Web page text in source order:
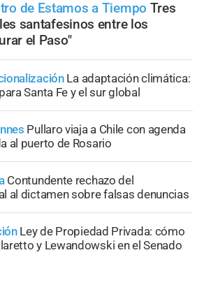
de Estamos a Tiempo Tres
santafesinos entre los
el Paso"
La adaptación climática:
Santa Fe y el sur global
Pullaro viaja a Chile con agenda
al puerto de Rosario
Contundente rechazo del
al dictamen sobre falsas denuncias
Ley de Propiedad Privada: cómo
y Lewandowski en el Senado